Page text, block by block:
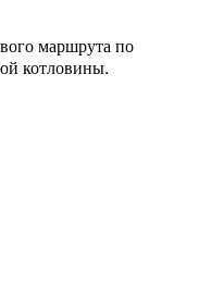
маршрута по
котловины.